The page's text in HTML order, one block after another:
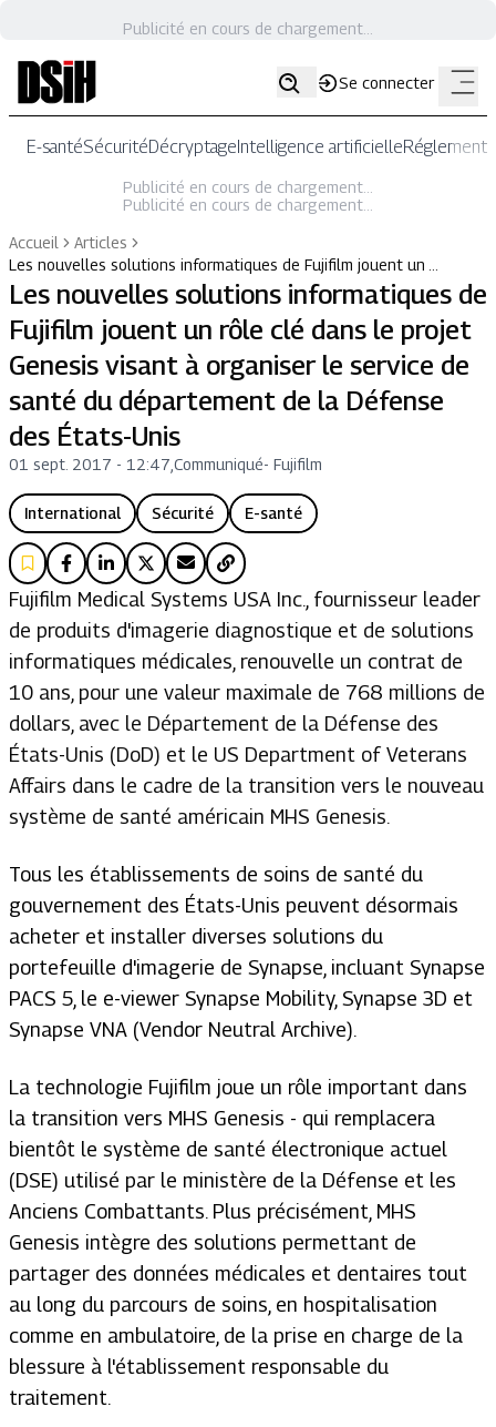
Publicité en cours de chargement...
Se connecter
E-santéSécuritéDécryptageIntelligence artificielle
Publicité en cours de chargement...
Publicité en cours de chargement...
Accueil
Articles
Les nouvelles solutions informatiques de Fujifilm jouent un …
Les nouvelles solutions informatiques de
Fujifilm jouent un rôle clé dans le projet
Genesis visant à organiser le service de
santé du département de la Défense
des États-Unis
01 sept. 2017 - 12:47 Communiqué- Fujifilm
International Sécurité E-santé
Fujifilm Medical Systems USA Inc., fournisseur leader
de produits d'imagerie diagnostique et de solutions
informatiques médicales, renouvelle un contrat de
10 ans, pour une valeur maximale de 768 millions de
dollars, avec le Département de la Défense des
États-Unis (DoD) et le US Department of Veterans
Affairs dans le cadre de la transition vers le nouveau
système de santé américain MHS Genesis.
Tous les établissements de soins de santé du
gouvernement des États-Unis peuvent désormais
acheter et installer diverses solutions du
portefeuille d'imagerie de Synapse, incluant Synapse
PACS 5, le e-viewer Synapse Mobility, Synapse 3D et
Synapse VNA (Vendor Neutral Archive).
La technologie Fujifilm joue un rôle important dans
la transition vers MHS Genesis - qui remplacera
bientôt le système de santé électronique actuel
(DSE) utilisé par le ministère de la Défense et les
Anciens Combattants. Plus précisément, MHS
Genesis intègre des solutions permettant de
partager des données médicales et dentaires tout
au long du parcours de soins, en hospitalisation
comme en ambulatoire, de la prise en charge de la
blessure à l'établissement responsable du
traitement.